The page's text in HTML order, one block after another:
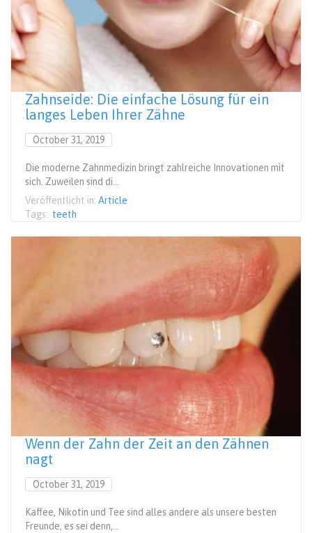
Zahnseide: Die einfache Lösung für ein
langes Leben Ihrer Zähne
October 31, 2019
Die moderne Zahnmedizin bringt zahlreiche Innovationen mit
sich. Zuweilen sind di...
Veröffentlicht in: Article
Tags: teeth
Wenn der Zahn der Zeit an den Zähnen
nagt
October 31, 2019
Kaffee, Nikotin und Tee sind alles andere als unsere besten
Freunde, es sei denn,...